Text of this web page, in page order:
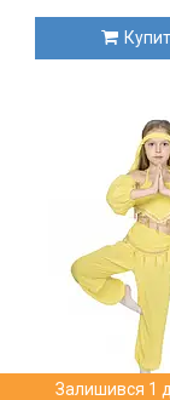
Залишився 1